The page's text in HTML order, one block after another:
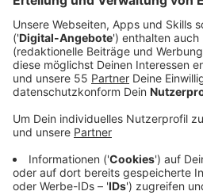
das Album als eine Art
Einblicke in seine Gedanken
Mittlerweile spricht er sogar
Sprache lernte er noch
Herausforderungen zu stellen
Familie in Los Angeles, fühlt
der ständigen Bewegung